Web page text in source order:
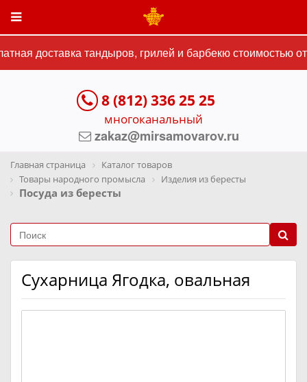
доставка тандыров, грилей и барбекю стоимостью
8 (812) 336 25 25
многоканальный
zakaz@mirsamovarov.ru
Главная страница
Каталог товаров
Товары народного промысла
Изделия из бересты
Посуда из бересты
Сухарница Ягодка, овальная